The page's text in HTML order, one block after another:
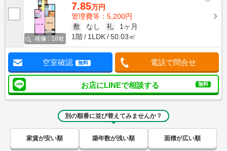
画像 : 18枚
7.85万円
管理費等：5,200円
敷
なし 礼
1ヶ月
1階
1LDK 50.03㎡
空室確認 無料 電話で問合せ
お店にLINEで相談する 無料
別の順番に並び替えてみませんか？
家賃が安い順 築年数が浅い順 面積が広い順